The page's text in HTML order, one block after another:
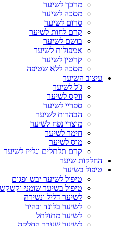
מרכך לשיער
מסכה לשיער
סרום לשיער
קרם לחות לשיער
בושם לשיער
אמפולות לשיער
קרטין לשיער
מסכה ללא שטיפה
עיצוב השיער
ג'ל לשיער
ווקס לשיער
ספריי לשיער
הבהרות לשיער
מוצרי נפח לשיער
חימר לשיער
מוס לשיער
קרם תלתלים וגלייז לשיער
החלקות שיער
טיפול בשיער
טיפול לשיער יבש ופגום
טיפול בשיער שומני
לשיער דליל ונשירה
לשיער בלונד ובהיר
לשיער מתולתל